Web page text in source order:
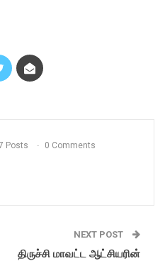
Posts 0 Comments
NEXT POST
திருச்சி மாவட்ட ஆட்சியரின்